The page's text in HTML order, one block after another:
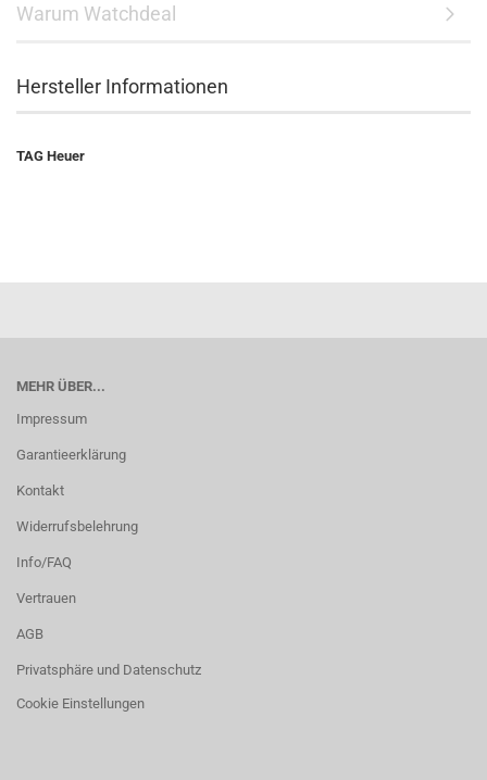
Warum Watchdeal
Hersteller Informationen
TAG Heuer
MEHR ÜBER...
Impressum
Garantieerklärung
Kontakt
Widerrufsbelehrung
Info/FAQ
Vertrauen
AGB
Privatsphäre und Datenschutz
Cookie Einstellungen